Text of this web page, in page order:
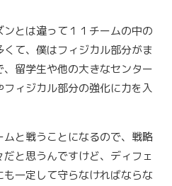
ンとは違って１１チームの中の
て、僕はフィジカル部分がま
留学生や他の大きなセンター
ィジカル部分の強化に力を入
ムと戦うことになるので、戦略
と思うんですけど、ディフェ
一定して守らなければならな